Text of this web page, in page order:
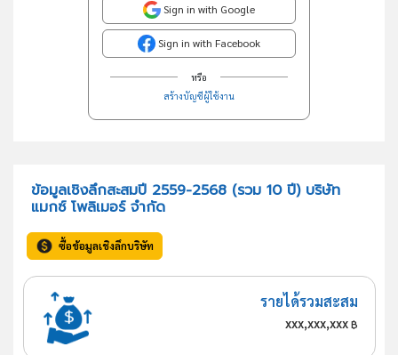
Sign in with Google
Sign in with Facebook
หรือ
สร้างบัญชีผู้ใช้งาน
ข้อมูลเชิงลึกสะสมปี 2559-2568 (รวม 10 ปี) บริษัท
แมกซ์ โพลิเมอร์ จำกัด
ซื้อข้อมูลเชิงลึกบริษัท
รายได้รวมสะสม
xxx,xxx,xxx฿